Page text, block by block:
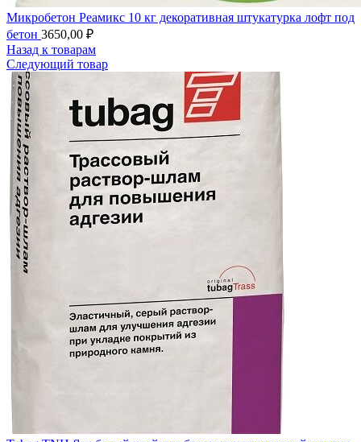
Микробетон Реамикс 10 кг декоративная штукатурка лофт под
бетон 3650,00 ₽
Назад к товарам
Следующий товар